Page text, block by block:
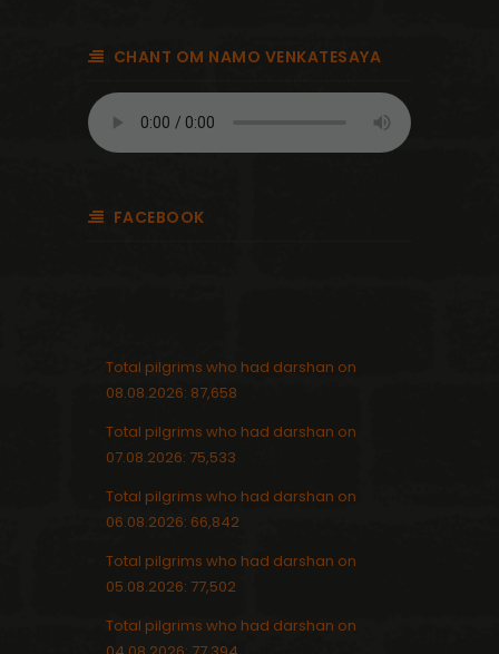
CHANT OM NAMO VENKATESAYA
FACEBOOK
Total pilgrims who had darshan on
08.08.2026: 87,658
Total pilgrims who had darshan on
07.08.2026: 75,533
Total pilgrims who had darshan on
06.08.2026: 66,842
Total pilgrims who had darshan on
05.08.2026: 77,502
Total pilgrims who had darshan on